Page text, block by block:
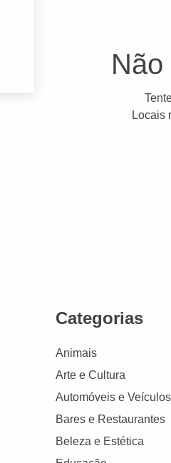
Locais
Categorias
Animais
Arte e Cultura
Automóveis e Veículos
Bares e Restaurantes
Beleza e Estética